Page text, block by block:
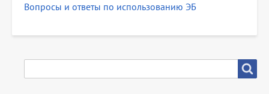
Вопросы и ответы по использованию ЭБ